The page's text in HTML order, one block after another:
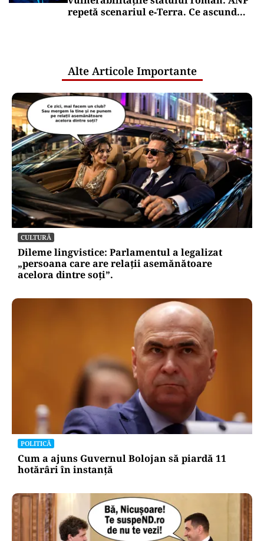
repetă scenariul e‑Terra. Ce ascund
Alte Articole Importante
CULTURĂ
Dileme lingvistice: Parlamentul a legalizat
„persoana care are relații asemănătoare
acelora dintre soți”.
POLITICĂ
Cum a ajuns Guvernul Bolojan să piardă 11
hotărâri în instanță